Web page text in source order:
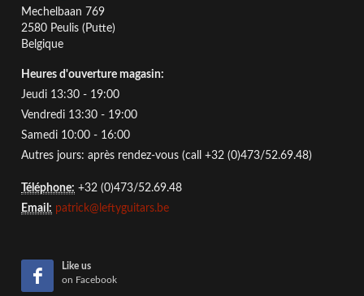
Mechelbaan 769
2580 Peulis (Putte)
Belgique
Heures d'ouverture magasin:
Jeudi 13:30 - 19:00
Vendredi 13:30 - 19:00
Samedi 10:00 - 16:00
Autres jours: après rendez-vous (call +32 (0)473/52.69.48)
Téléphone: +32 (0)473/52.69.48
Email: patrick@leftyguitars.be
Like us
on Facebook